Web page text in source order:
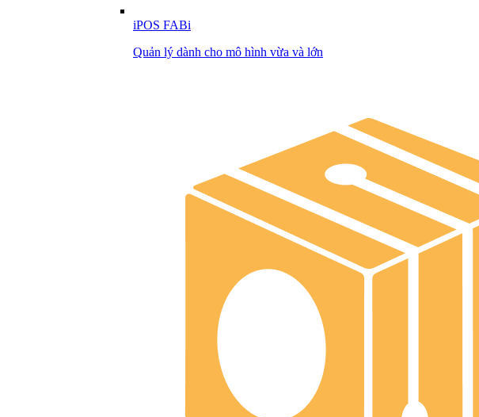
iPOS FABi
Quản lý dành cho mô hình vừa và lớn